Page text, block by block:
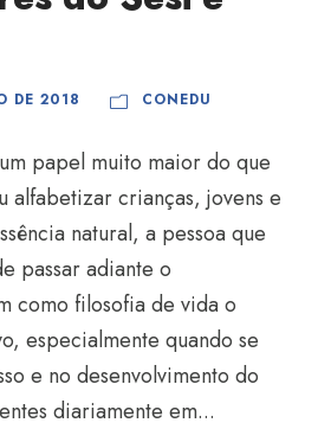
DE 2018 CONEDU
papel muito maior do que
alfabetizar crianças, jovens e
natural, a pessoa que
passar adiante o
como filosofia de vida o
especialmente quando se
e no desenvolvimento do
diariamente em...